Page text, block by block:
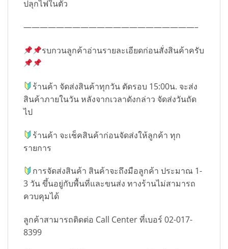
ปลุกไฟในตัว
—————————————————————–
รบกวนลูกค้าอ่านรายละเอียดก่อนสั่งสินค้าครับ
ร้านค้า จัดส่งสินค้าทุกวัน ตัดรอบ 15:00น. จะส่ง
สินค้าภายในวัน หลังจากเวลาดังกล่าว จัดส่งวันถัด
ไป
ร้านค้า จะเช็คสินค้าก่อนจัดส่งให้ลูกค้า ทุก
รายการ
การจัดส่งสินค้า สินค้าจะถึงมือลูกค้า ประมาณ 1-
3 วัน ขึ้นอยู่กับพื้นที่และขนส่ง ทางร้านไม่สามารถ
ควบคุมได้
ลูกค้าสามารถติดต่อ Call Center ที่เบอร์ 02-017-
8399